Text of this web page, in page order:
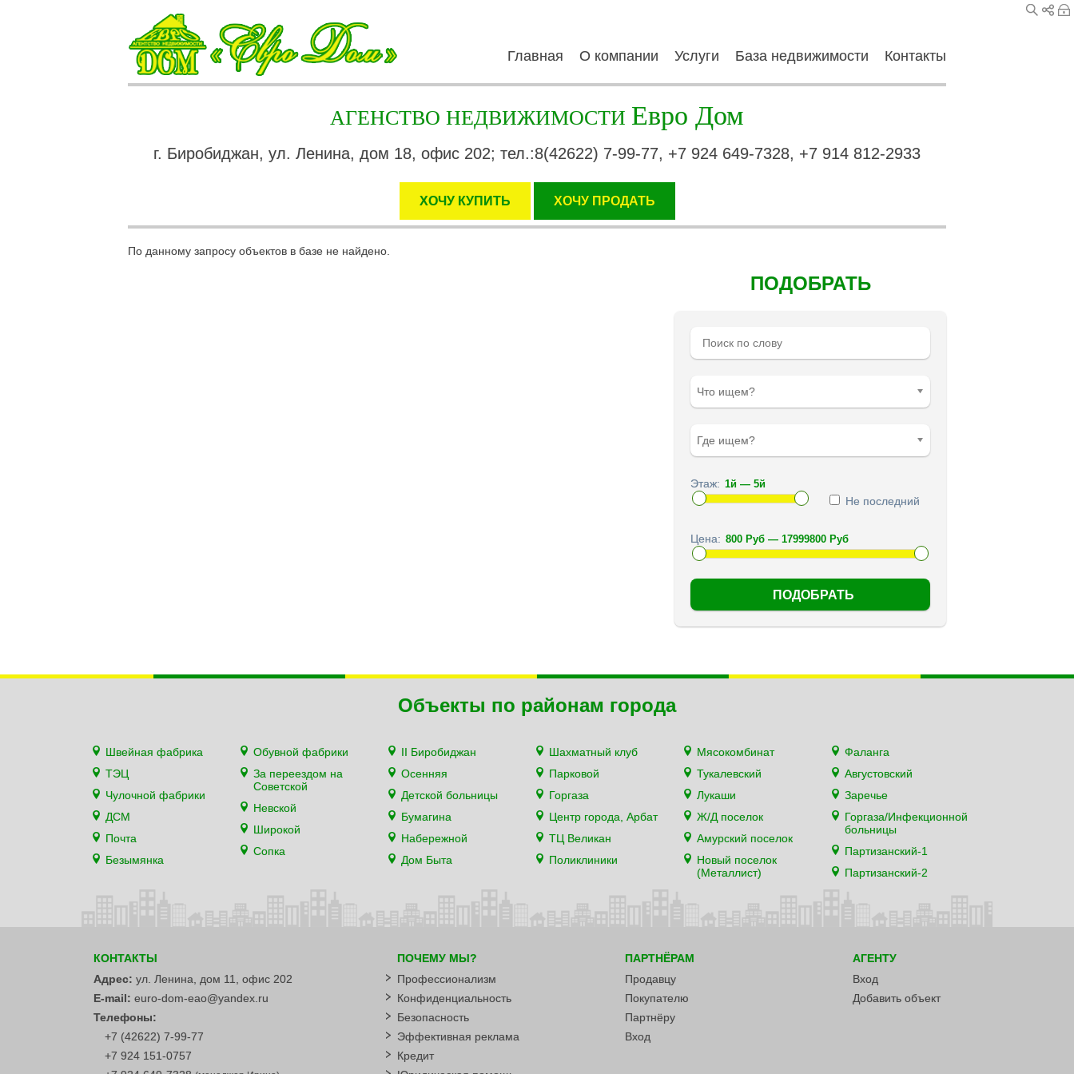
Главная О компании Услуги База недвижимости Контакты
АГЕНСТВО НЕДВИЖИМОСТИ Евро Дом
г. Биробиджан, ул. Ленина, дом 18, офис 202; тел.:8(42622) 7-99-77, +7 924 649-7328, +7 914 812-2933
ХОЧУ КУПИТЬ XОЧУ ПРОДАТЬ
По данному запросу объектов в базе не найдено.
ПОДОБРАТЬ
Что ищем?
Где ищем?
Этаж:
Не последний
Цена:
Объекты по районам города
Швейная фабрика
ТЭЦ
Чулочной фабрики
ДСМ
Почта
Безымянка
Обувной фабрики
За переездом на
Советской
Невской
Широкой
Сопка
II Биробиджан
Осенняя
Детской больницы
Бумагина
Набережной
Дом Быта
Шахматный клуб
Парковой
Горгаза
Центр города, Арбат
ТЦ Великан
Поликлиники
Мясокомбинат
Тукалевский
Лукаши
Ж/Д поселок
Амурский поселок
Новый поселок
(Металлист)
Фаланга
Августовский
Заречье
Горгаза/Инфекционной
больницы
Партизанский-1
Партизанский-2
КОНТАКТЫ
Адрес: ул. Ленина, дом 11, офис 202
E-mail: euro-dom-eao@yandex.ru
Телефоны:
+7 (42622) 7-99-77
+7 924 151-0757
ПОЧЕМУ МЫ?
Профессионализм
Конфиденциальность
Безопасность
Эффективная реклама
Кредит
ПАРТНЁРАМ
Продавцу
Покупателю
Партнёру
Вход
АГЕНТУ
Вход
Добавить объект